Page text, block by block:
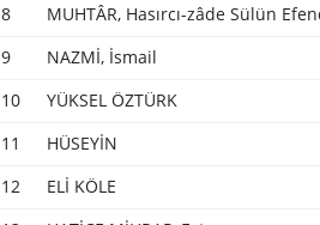
8 MUHTÂR, Hasırcı-zâde Sülün
9 NAZMİ, İsmail
10 YÜKSEL ÖZTÜRK
11 HÜSEYİN
12 ELİ KÖLE